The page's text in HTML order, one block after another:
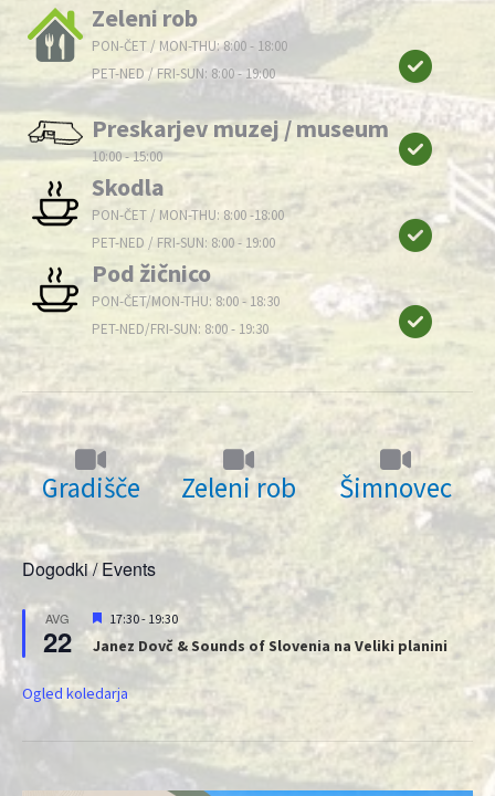
Zeleni rob
PON-ČET / MON-THU: 8:00 - 18:00
PET-NED / FRI-SUN: 8:00 - 19:00
Preskarjev muzej / museum
10:00 - 15:00
Skodla
PON-ČET / MON-THU: 8:00 -18:00
PET-NED / FRI-SUN: 8:00 - 19:00
Pod žičnico
PON-ČET/MON-THU: 8:00 - 18:30
PET-NED/FRI-SUN: 8:00 - 19:30
Gradišče Zeleni rob Šimnovec
Dogodki / Events
AVG
22
Priporočeni
17:30- 19:30
Janez Dovč & Sounds of Slovenia na Veliki planini
Ogled koledarja